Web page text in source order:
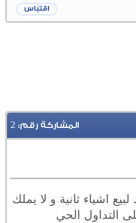
المشاركة رقم: 2
اشياء ثانية و لا يملك
التداول الحي